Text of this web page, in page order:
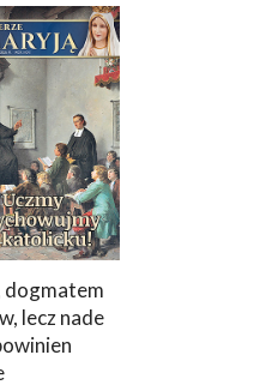
lecz nade